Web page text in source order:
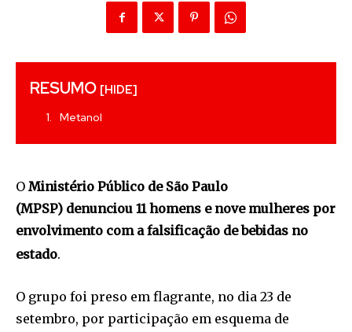
RESUMO [HIDE]
Metanol
O Ministério Público de São Paulo
(MPSP) denunciou 11 homens e nove mulheres por
envolvimento com a falsificação de bebidas no
estado.
O grupo foi preso em flagrante, no dia 23 de
setembro, por participação em esquema de